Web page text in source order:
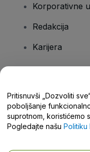
Korporativne
Redakcija
Karijera
Centar za
Pritisnuvši „Dozvoliti
poboljšanje
suprotnom, koristićemo
Pogledajte našu Politiku